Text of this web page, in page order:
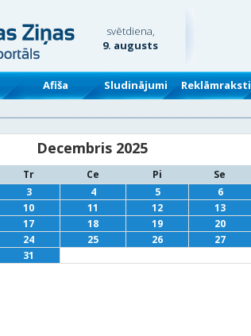
svētdiena,
9. augusts
Afiša Sludinājumi Reklāmraksti
Decembris 2025
Tr Ce Pi Se
3 4 5 6
10 11 12 13
17 18 19 20
24 25 26 27
31